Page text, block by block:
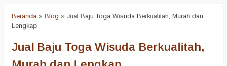
Beranda » Blog » Jual Baju Toga Wisuda Berkualitah, Murah dan
Lengkap
Jual Baju Toga Wisuda Berkualitah,